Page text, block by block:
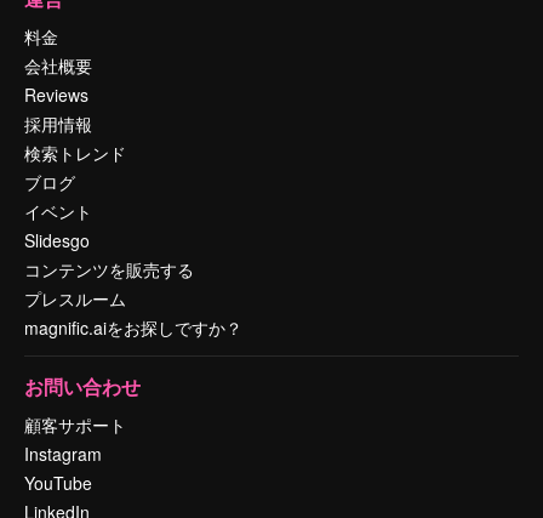
料金
会社概要
Reviews
採用情報
検索トレンド
ブログ
イベント
Slidesgo
コンテンツを販売する
プレスルーム
magnific.aiをお探しですか？
お問い合わせ
顧客サポート
Instagram
YouTube
LinkedIn